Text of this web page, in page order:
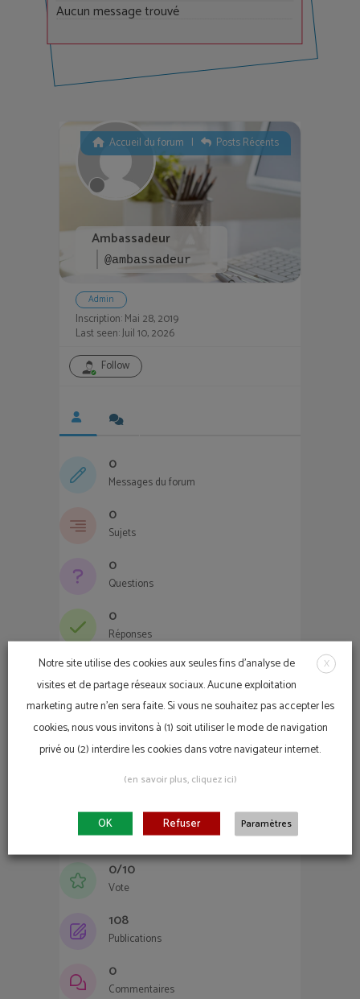
Aucun message trouvé
Ambassadeur
@ambassadeur
Accueil du forum | Posts Récents
Admin
Inscription: Mai 28, 2019
Last seen: Juil 10, 2026
Follow
0
Messages du forum
0
Sujets
0
Questions
0
Réponses
0
Commentaires sur les questions
Aime
Aime réçu
0
Received Dislikes
0/10
Vote
108
Publications
0
Commentaires
X
Notre site utilise des cookies aux seules fins d'analyse de
visites et de partage réseaux sociaux. Aucune exploitation
marketing autre n'en sera faite. Si vous ne souhaitez pas accepter les
cookies, nous vous invitons à (1) soit utiliser le mode de navigation
privé ou (2) interdire les cookies dans votre navigateur internet.
(en savoir plus, cliquez ici)
OK Refuser Paramètres